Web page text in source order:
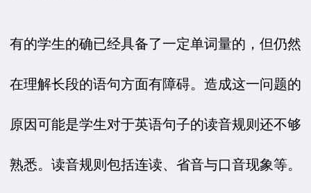
有的学生的确已经具备了一定单词量的，但仍然
在理解长段的语句方面有障碍。造成这一问题的
原因可能是学生对于英语句子的读音规则还不够
熟悉。读音规则包括连读、省音与口音现象等。